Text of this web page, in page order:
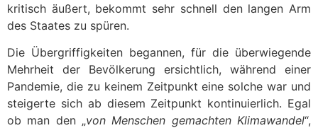
kritisch äußert, bekommt sehr schnell den langen Arm
des Staates zu spüren.
Die Übergriffigkeiten begannen, für die überwiegende
Mehrheit der Bevölkerung ersichtlich, während einer
Pandemie, die zu keinem Zeitpunkt eine solche war und
steigerte sich ab diesem Zeitpunkt kontinuierlich. Egal
ob man den „von Menschen gemachten Klimawandel“,